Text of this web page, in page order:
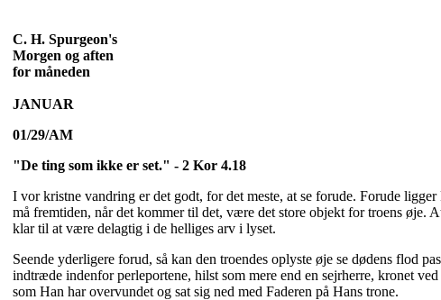
C. H. Spurgeon's
Morgen og aften
for måneden
JANUAR
01/29/AM
"De ting som ikke er set." - 2 Kor 4.18
I vor kristne vandring er det godt, for det meste, at se forude. Forude
må fremtiden, når det kommer til det, være det store objekt for troens øje.
klar til at være delagtig i de helliges arv i lyset.
Seende yderligere forud, så kan den troendes oplyste øje se dødens flod
indtræde indenfor perleportene, hilst som mere end en sejrherre, kronet
som Han har overvundet og sat sig ned med Faderen på Hans trone.